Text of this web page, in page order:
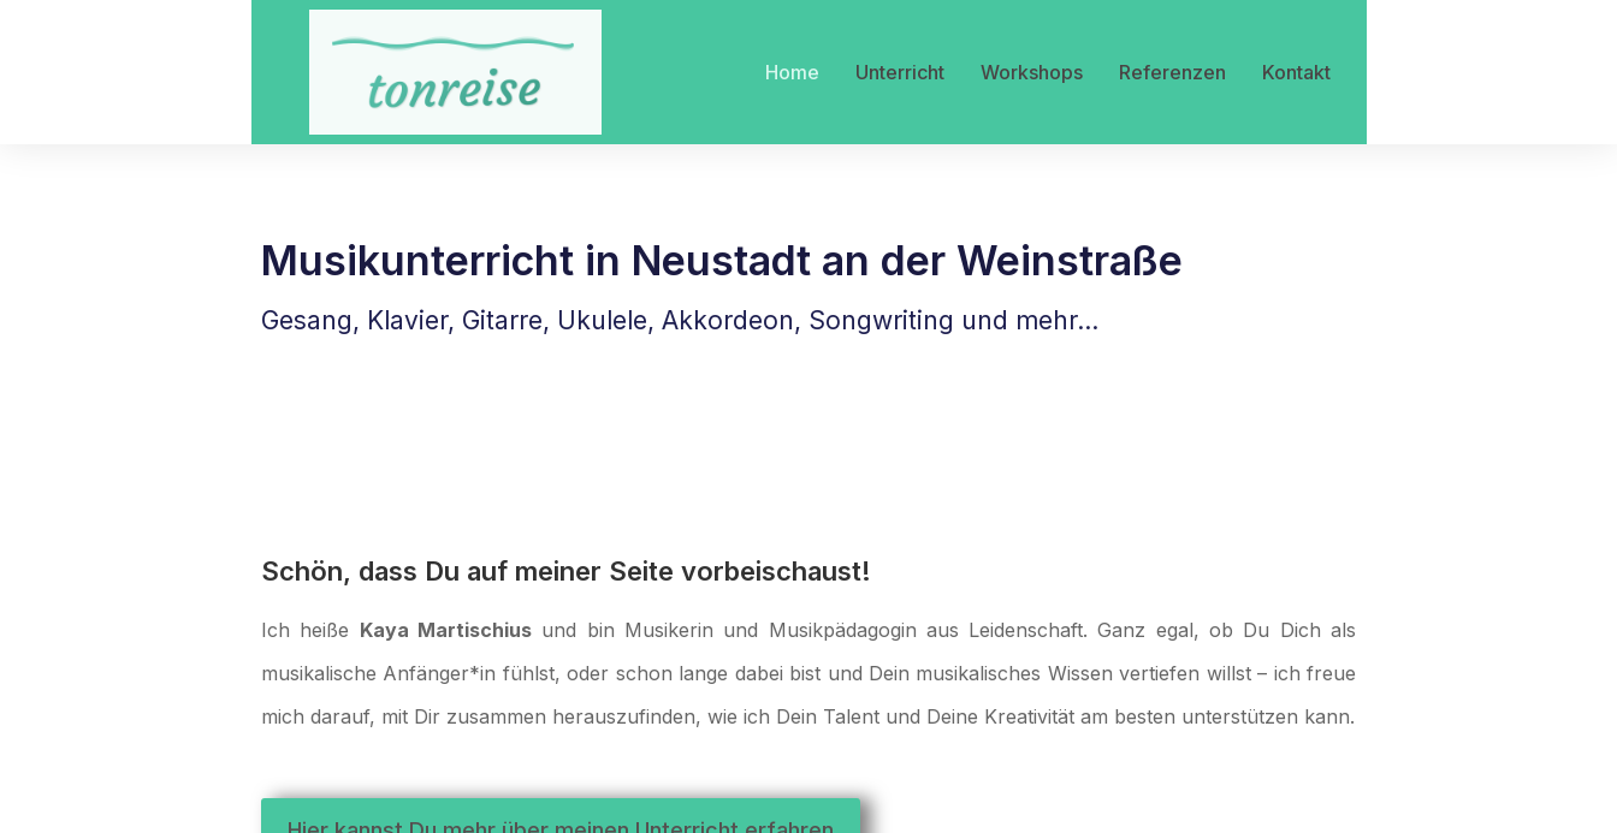
Home Unterricht Workshops Referenzen Kontakt
Musikunterricht in Neustadt an der Weinstraße
Gesang, Klavier, Gitarre, Ukulele, Akkordeon, Songwriting und mehr…
Schön, dass Du auf meiner Seite vorbeischaust!
Ich heiße Kaya Martischiusund bin Musikerin und Musikpädagogin aus Leidenschaft. Ganz egal, ob Du Dich als
musikalische Anfänger*in fühlst, oder schon lange dabei bist und Dein musikalisches Wissen vertiefen willst – ich freue
mich darauf, mit Dir zusammen herauszufinden, wie ich Dein Talent und Deine Kreativität am besten unterstützen kann.